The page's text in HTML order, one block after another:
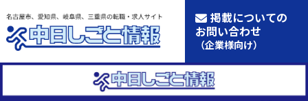
掲載についての
お問い合わせ
（企業様向け）